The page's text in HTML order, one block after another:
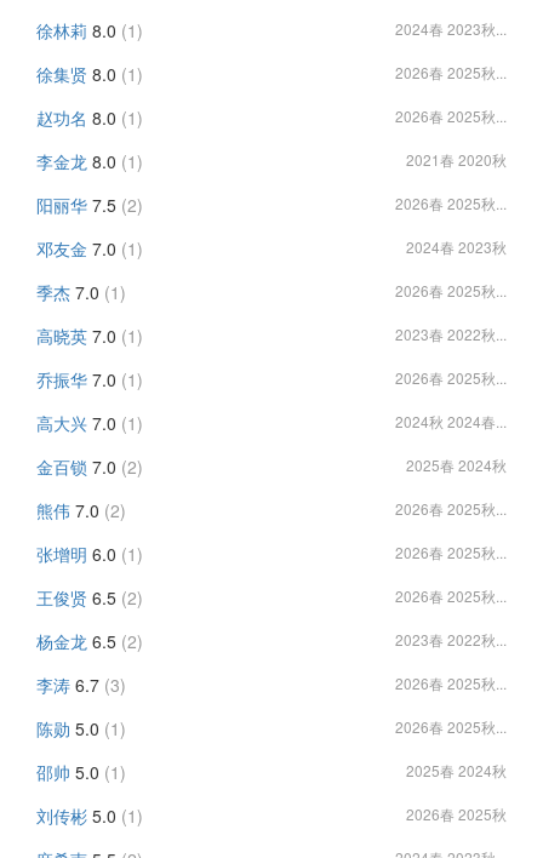
徐林莉 8.0 (1) 2024春 2023秋...
徐集贤 8.0 (1) 2026春 2025秋...
赵功名 8.0 (1) 2026春 2025秋...
李金龙 8.0 (1) 2021春 2020秋
阳丽华 7.5 (2) 2026春 2025秋...
邓友金 7.0 (1) 2024春 2023秋
季杰 7.0 (1) 2026春 2025秋...
高晓英 7.0 (1) 2023春 2022秋...
乔振华 7.0 (1) 2026春 2025秋...
高大兴 7.0 (1) 2024秋 2024春...
金百锁 7.0 (2) 2025春 2024秋
熊伟 7.0 (2) 2026春 2025秋...
张增明 6.0 (1) 2026春 2025秋...
王俊贤 6.5 (2) 2026春 2025秋...
杨金龙 6.5 (2) 2023春 2022秋...
李涛 6.7 (3) 2026春 2025秋...
陈勋 5.0 (1) 2026春 2025秋...
邵帅 5.0 (1) 2025春 2024秋
刘传彬 5.0 (1) 2026春 2025秋